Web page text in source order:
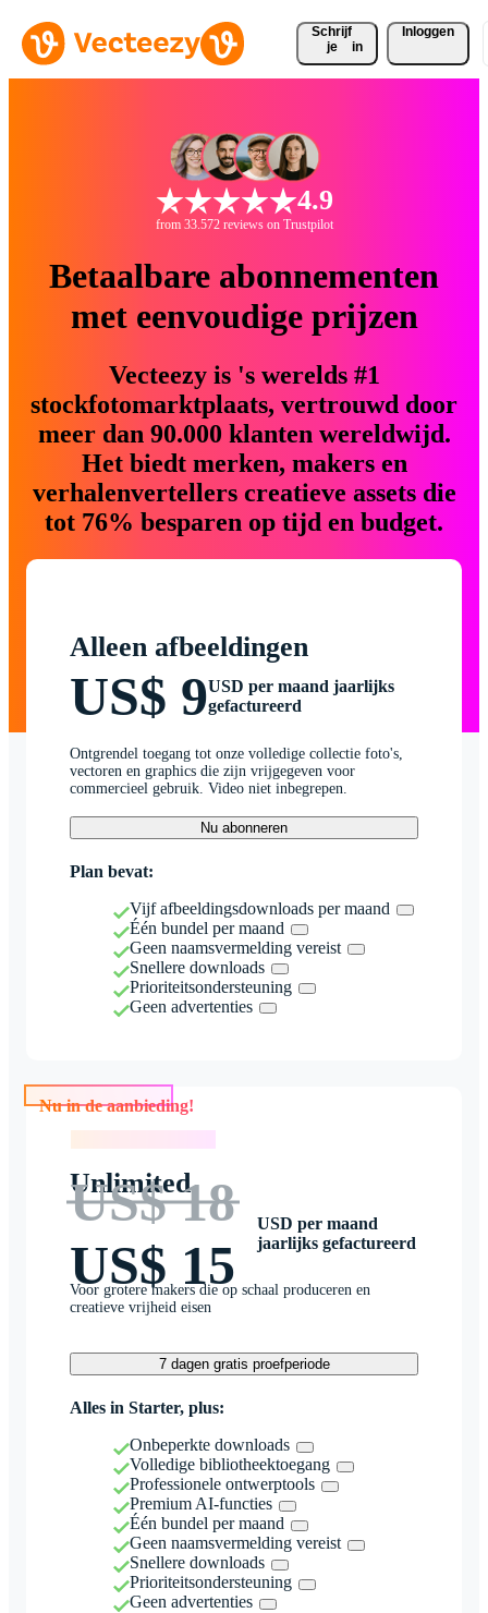
Schrijf
je
in
Inloggen
4.9
from 33.572 reviews on Trustpilot
Betaalbare abonnementen
met eenvoudige prijzen
Vecteezy is 's werelds #1
stockfotomarktplaats, vertrouwd door
meer dan 90.000 klanten wereldwijd.
Het biedt merken, makers en
verhalenvertellers creatieve assets die
tot 76% besparen op tijd en budget.
Alleen afbeeldingen
US$ 9USD per maand jaarlijks
gefactureerd
Ontgrendel toegang tot onze volledige collectie foto's,
vectoren en graphics die zijn vrijgegeven voor
commercieel gebruik. Video niet inbegrepen.
Nu abonneren
Plan bevat:
Vijf afbeeldingsdownloads per maand
Één bundel per maand
Geen naamsvermelding vereist
Snellere downloads
Prioriteitsondersteuning
Geen advertenties
Nu in de aanbieding!
Unlimited
US$ 18
US$ 15
USD per maand
jaarlijks gefactureerd
Voor grotere makers die op schaal produceren en
creatieve vrijheid eisen
7 dagen gratis proefperiode
Alles in Starter, plus:
Onbeperkte downloads
Volledige bibliotheektoegang
Professionele ontwerptools
Premium AI-functies
Één bundel per maand
Geen naamsvermelding vereist
Snellere downloads
Prioriteitsondersteuning
Geen advertenties